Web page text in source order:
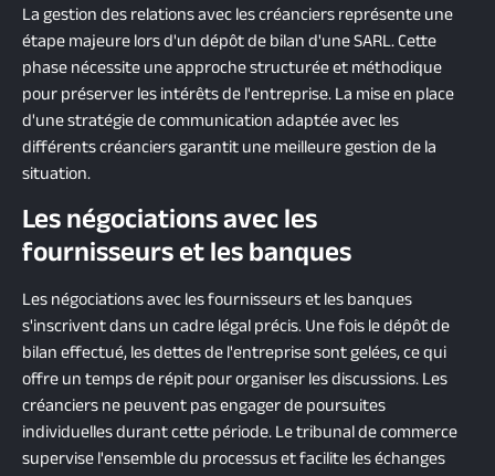
La gestion des relations avec les créanciers représente une
étape majeure lors d'un dépôt de bilan d'une SARL. Cette
phase nécessite une approche structurée et méthodique
pour préserver les intérêts de l'entreprise. La mise en place
d'une stratégie de communication adaptée avec les
différents créanciers garantit une meilleure gestion de la
situation.
Les négociations avec les
fournisseurs et les banques
Les négociations avec les fournisseurs et les banques
s'inscrivent dans un cadre légal précis. Une fois le dépôt de
bilan effectué, les dettes de l'entreprise sont gelées, ce qui
offre un temps de répit pour organiser les discussions. Les
créanciers ne peuvent pas engager de poursuites
individuelles durant cette période. Le tribunal de commerce
supervise l'ensemble du processus et facilite les échanges